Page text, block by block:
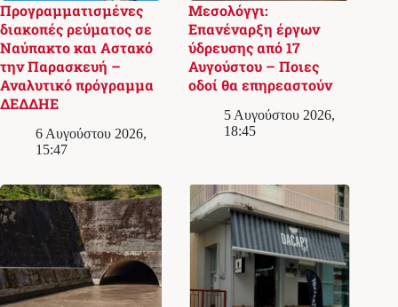
Προγραμματισμένες
διακοπές ρεύματος σε
Ναύπακτο και Αστακό
την Παρασκευή –
Αναλυτικό πρόγραμμα
ΔΕΔΔΗΕ
6 Αυγούστου 2026,
15:47
Μεσολόγγι:
Επανέναρξη έργων
ύδρευσης από 17
Αυγούστου – Ποιες
οδοί θα επηρεαστούν
5 Αυγούστου 2026,
18:45